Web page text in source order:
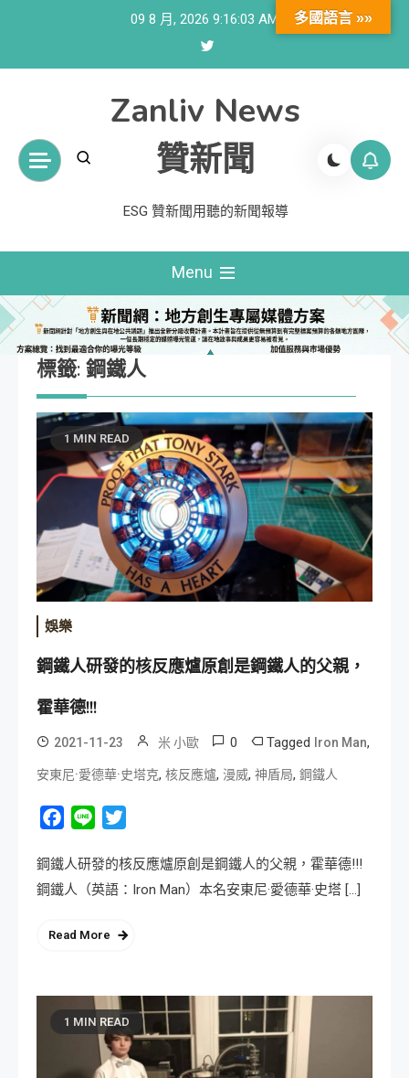
09 8 月, 2026 9:16:04 AM
Zanliv News
贊新聞
ESG 贊新聞用聽的新聞報導
Menu
標籤: 鋼鐵人
1 MIN READ
娛樂
鋼鐵人研發的核反應爐原創是鋼鐵人的父親，
霍華德!!!
2021-11-23 米 小歐 0 Tagged Iron Man,
安東尼·愛德華·史塔克, 核反應爐, 漫威, 神盾局, 鋼鐵人
Facebook
Line
鋼鐵人研發的核反應爐原創是鋼鐵人的父親，霍華德!!!
鋼鐵人（英語：Iron Man）本名安東尼·愛德華·史塔 […]
Read More
1 MIN READ
多國語言 »»